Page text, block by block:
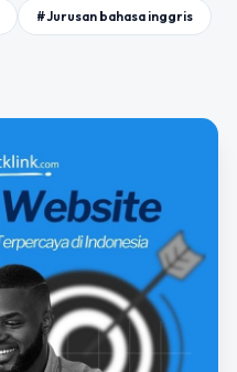
#Jurusan bahasa inggris